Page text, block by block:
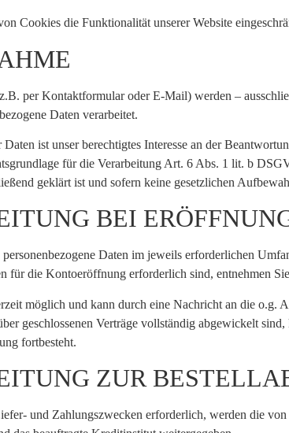
Cookies die Funktionalität unserer Website
per Kontaktformular oder E-Mail) werden –
Daten verarbeitet.
Daten ist unser berechtigtes Interesse an der
für die Verarbeitung Art. 6 Abs. 1 lit. b
geklärt ist und sofern keine gesetzlichen
BEI
Daten im jeweils erforderlichen
für die Kontoeröffnung erforderlich sind, entnehmen
möglich und kann durch eine Nachricht an die o.g.
geschlossenen Verträge vollständig abgewickelt
fortbesteht.
ZUR
und Zahlungszwecken erforderlich, werden die